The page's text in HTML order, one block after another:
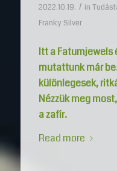
2022.10.19. / in
Franky Silver
Itt a Fatumjewels
mutattunk már
különlegesek,
Nézzük meg
a zafír.
Read more